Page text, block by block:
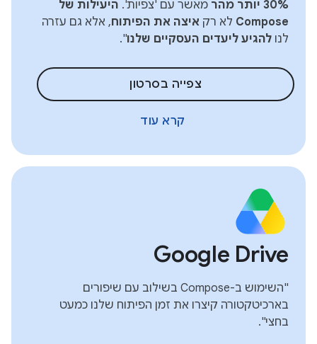
30% יותר מהר
מאשר עם 'צפיות'. היעילות של
Compose לא רק איצה את הפיתוח, אלא גם עזרה
לנו להגיע ליעדים העסקיים שלנו".
צפייה בסרטון
קרא עוד
Google Drive
"השימוש ב-Compose בשילוב עם שיפורים
בארכיטקטורה קיצרו את זמן הפיתוח שלנו כמעט
בחצי".